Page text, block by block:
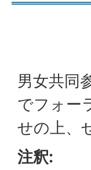
男女共同
でフォー
せの上、
注釈: